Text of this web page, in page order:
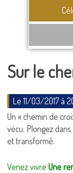
Sur le
Le 11/03/2017 à
Un « chemin de
vécu. Plongez
et transformé.
Venez vivre Une